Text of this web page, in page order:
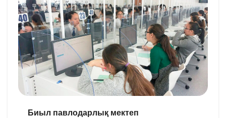
Биыл павлодарлық мектеп